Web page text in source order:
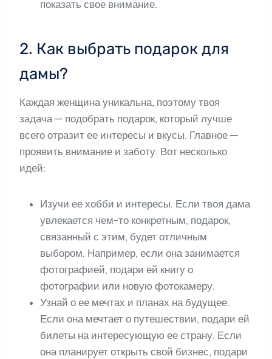
показать свое внимание.
2. Как выбрать подарок для
дамы?
Каждая женщина уникальна, поэтому твоя
задача — подобрать подарок, который лучше
всего отразит ее интересы и вкусы. Главное —
проявить внимание и заботу. Вот несколько
идей:
Изучи ее хобби и интересы. Если твоя дама
увлекается чем-то конкретным, подарок,
связанный с этим, будет отличным
выбором. Например, если она занимается
фотографией, подари ей книгу о
фотографии или новую фотокамеру.
Узнай о ее мечтах и планах на будущее.
Если она мечтает о путешествии, подари ей
билеты на интересующую ее страну. Если
она планирует открыть свой бизнес, подари